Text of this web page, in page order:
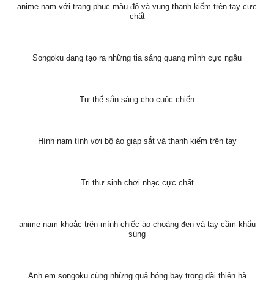
anime nam với trang phục màu đỏ và vung thanh kiếm trên tay cực
chất
Songoku đang tạo ra những tia sáng quang mình cực ngầu
Tư thế sẳn sàng cho cuộc chiến
Hình nam tính với bộ áo giáp sắt và thanh kiếm trên tay
Tri thư sinh chơi nhạc cực chất
anime nam khoắc trên mình chiếc áo choàng đen và tay cầm khẩu
súng
Anh em songoku cùng những quả bóng bay trong dãi thiên hà